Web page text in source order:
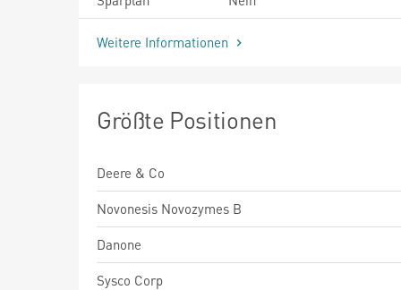
Weitere Informationen
Größte Positionen
Deere & Co
Novonesis Novozymes B
Danone
Sysco Corp